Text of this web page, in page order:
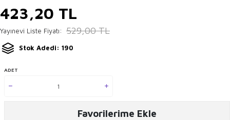
423,20 TL
Yayınevi Liste Fiyatı: 529,00TL
Stok Adedi: 190
ADET
Favorilerime Ekle